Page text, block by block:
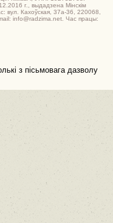
г., выдадзена Мінскім
вул. Кахоўская, 37а-36, 220068,
info@radzima.net. Час працы:
з пісьмовага дазволу